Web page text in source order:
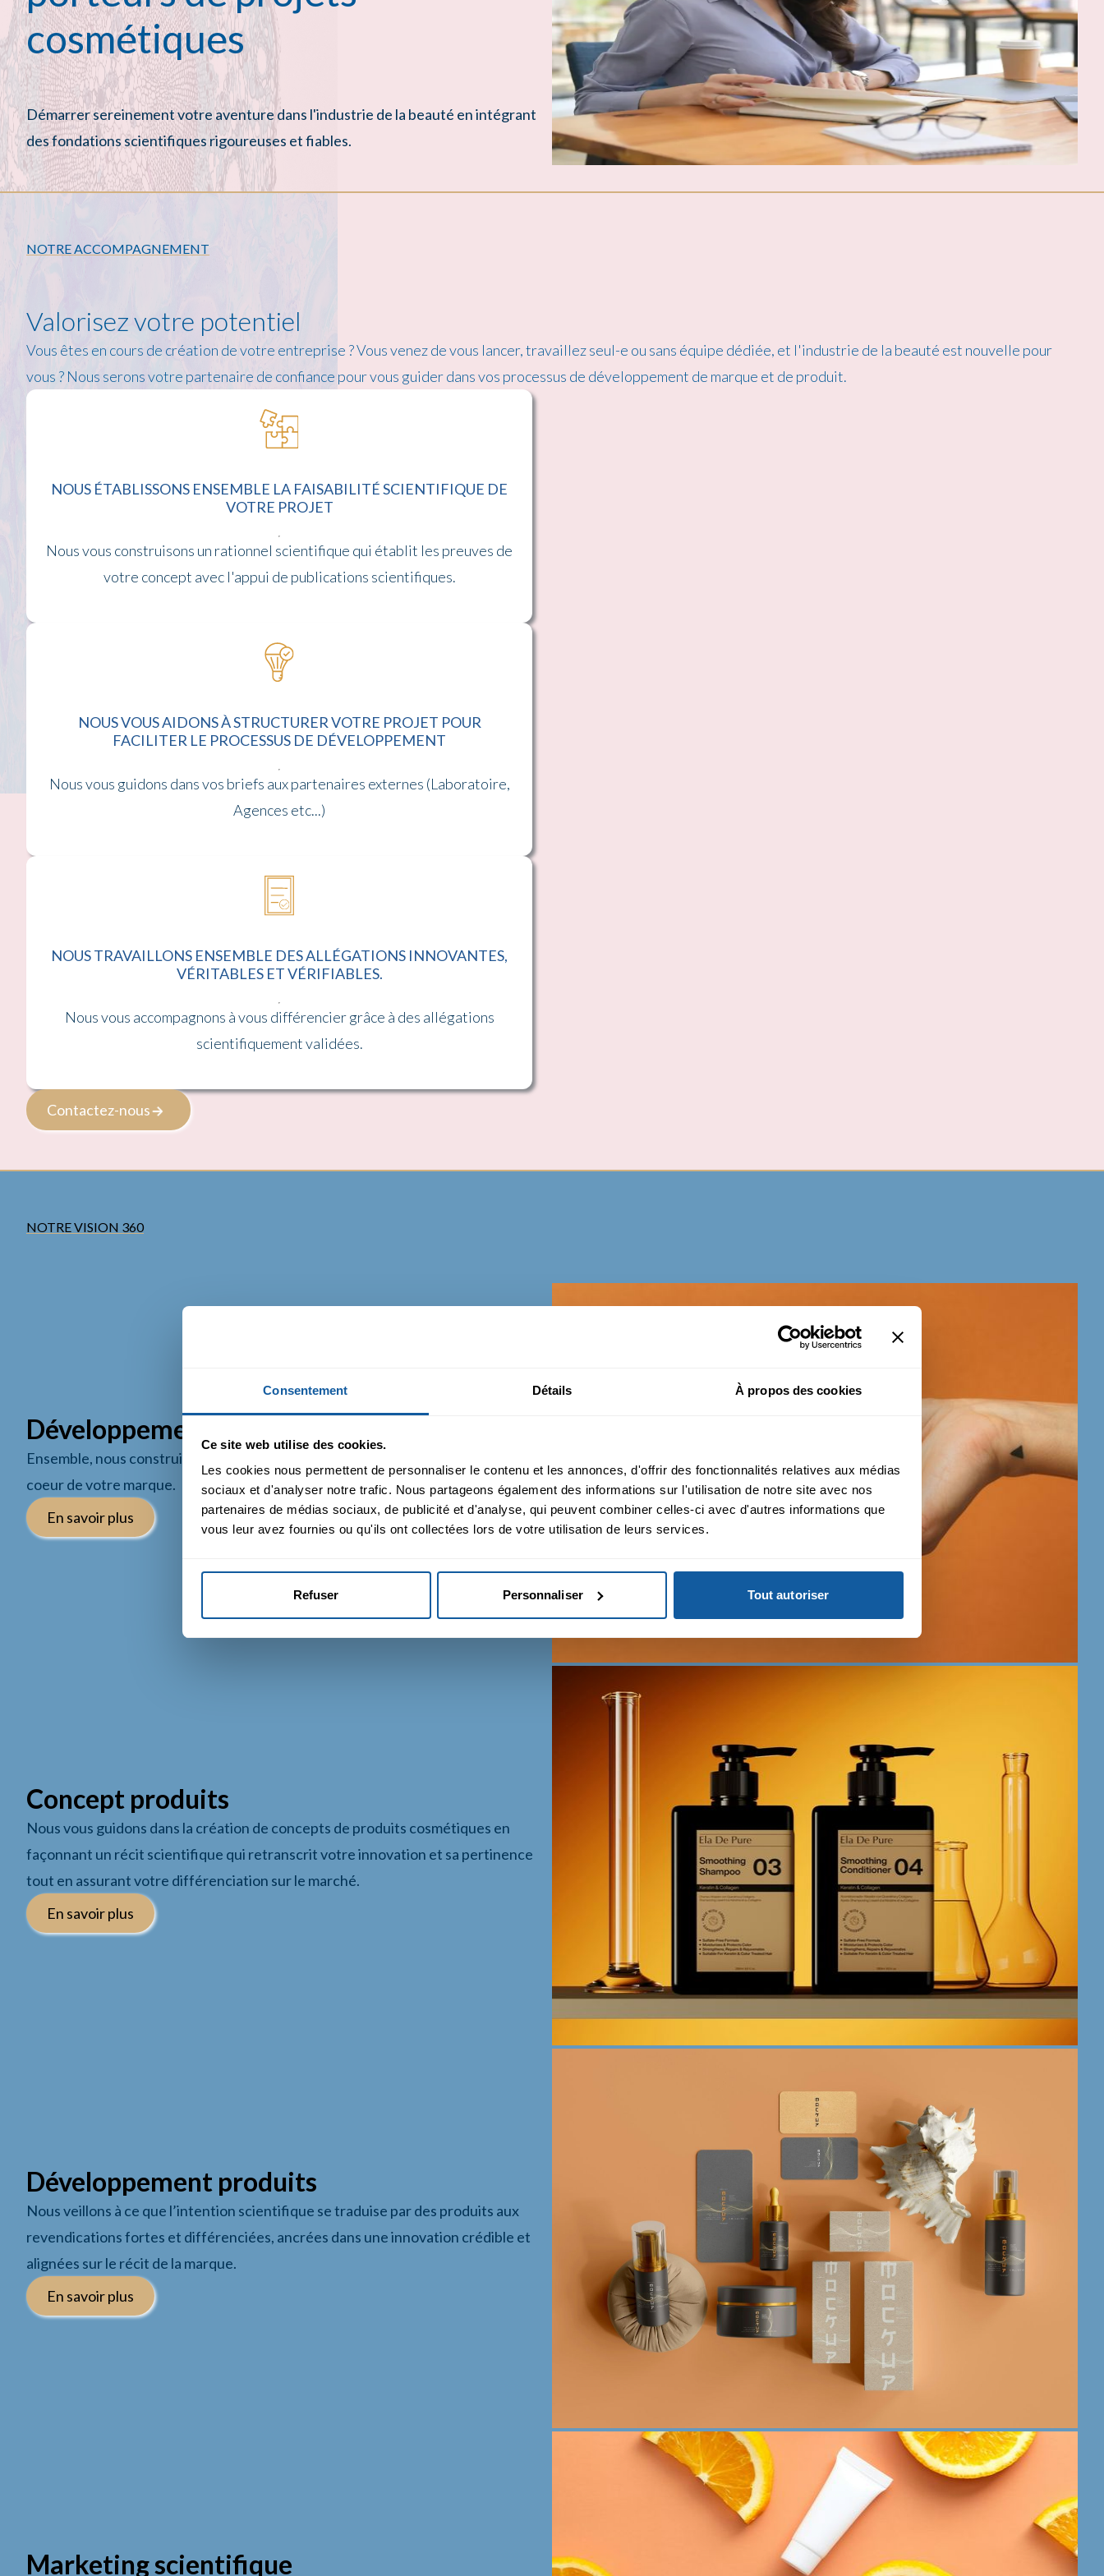
Consentement Détails À propos des cookies
Ce site web utilise des cookies.
Les cookies nous permettent de personnaliser le contenu et les annonces, d'offrir des fonctionnalités relatives aux médias
sociaux et d'analyser notre trafic. Nous partageons également des informations sur l'utilisation de notre site avec nos
partenaires de médias sociaux, de publicité et d'analyse, qui peuvent combiner celles-ci avec d'autres informations que
vous leur avez fournies ou qu'ils ont collectées lors de votre utilisation de leurs services.
Refuser Personnaliser Tout autoriser
cosmétiques
Démarrer sereinement votre aventure dans l'industrie de la beauté en intégrant
des fondations scientifiques rigoureuses et fiables.
NOTRE ACCOMPAGNEMENT
Valorisez votre potentiel
Vous êtes en cours de création de votre entreprise ? Vous venez de vous lancer, travaillez seul-e ou sans équipe dédiée, et l'industrie de la beauté est nouvelle pour
vous ? Nous serons votre partenaire de confiance pour vous guider dans vos processus de développement de marque et de produit.
NOUS ÉTABLISSONS ENSEMBLE LA FAISABILITÉ SCIENTIFIQUE DE
VOTRE PROJET
Nous vous construisons un rationnel scientifique qui établit les preuves de
votre concept avec l'appui de publications scientifiques.
NOUS VOUS AIDONS À STRUCTURER VOTRE PROJET POUR
FACILITER LE PROCESSUS DE DÉVELOPPEMENT
Nous vous guidons dans vos briefs aux partenaires externes (Laboratoire,
Agences etc...)
NOUS TRAVAILLONS ENSEMBLE DES ALLÉGATIONS INNOVANTES,
VÉRITABLES ET VÉRIFIABLES.
Nous vous accompagnons à vous différencier grâce à des allégations
scientifiquement validées.
Contactez-nous
NOTRE VISION 360
Développement de marque
Ensemble, nous construisons une stratégie scientifique afin d’ancrer la science au
coeur de votre marque.
En savoir plus
Concept produits
Nous vous guidons dans la création de concepts de produits cosmétiques en
façonnant un récit scientifique qui retranscrit votre innovation et sa pertinence
tout en assurant votre différenciation sur le marché.
En savoir plus
Développement produits
Nous veillons à ce que l’intention scientifique se traduise par des produits aux
revendications fortes et différenciées, ancrées dans une innovation crédible et
alignées sur le récit de la marque.
En savoir plus
Marketing scientifique